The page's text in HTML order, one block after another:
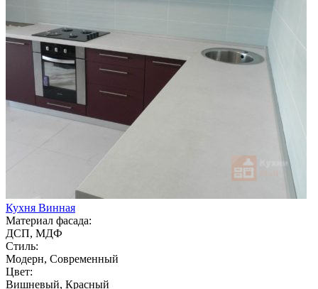
Кухня Винная
Материал фасада:
ДСП, МДФ
Стиль:
Модерн, Современный
Цвет:
Вишневый, Красный